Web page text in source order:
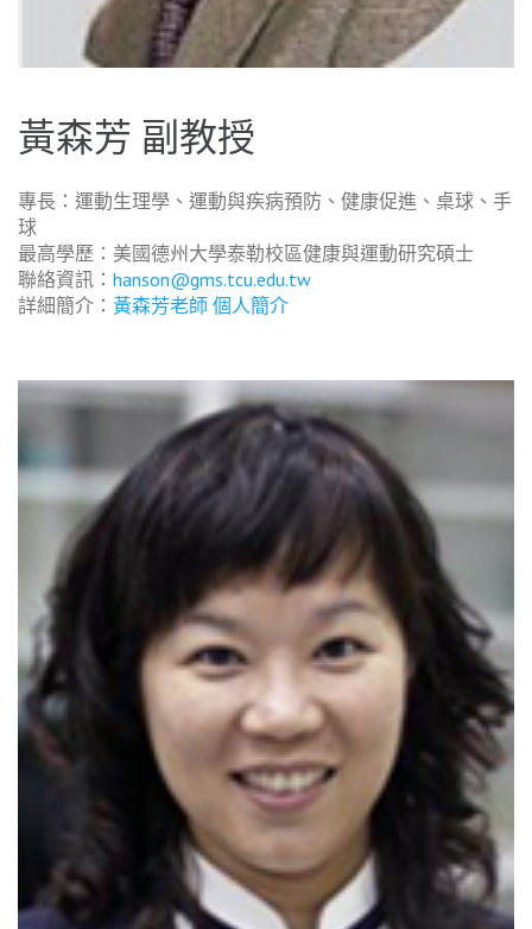
黃森芳 副教授
專長：運動生理學、運動與疾病預防、健康促進、桌球、手
球
最高學歷：美國德州大學泰勒校區健康與運動研究碩士
聯絡資訊： hanson@gms.tcu.edu.tw
詳細簡介： 黃森芳老師 個人簡介